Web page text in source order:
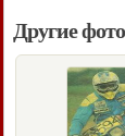
Другие